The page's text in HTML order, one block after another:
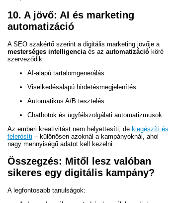
10. A jövő: AI és marketing
automatizáció
A SEO szakértő szerint a digitális marketing jövője a
mesterséges intelligencia és az automatizáció köré
szerveződik:
AI-alapú tartalomgenerálás
Viselkedésalapú hirdetésmegjelenítés
Automatikus A/B tesztelés
Chatbotok és ügyfélszolgálati automatizmusok
Az emberi kreativitást nem helyettesíti, de kiegészíti és
felerősíti – különösen azoknál a kampányoknál, ahol
nagy mennyiségű adatot kell kezelni.
Összegzés: Mitől lesz valóban
sikeres egy digitális kampány?
A legfontosabb tanulságok: